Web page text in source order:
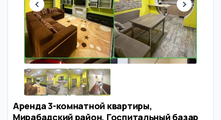
Аренда 3-комнатной квартиры,
Мирабадский район, Госпитальный базар